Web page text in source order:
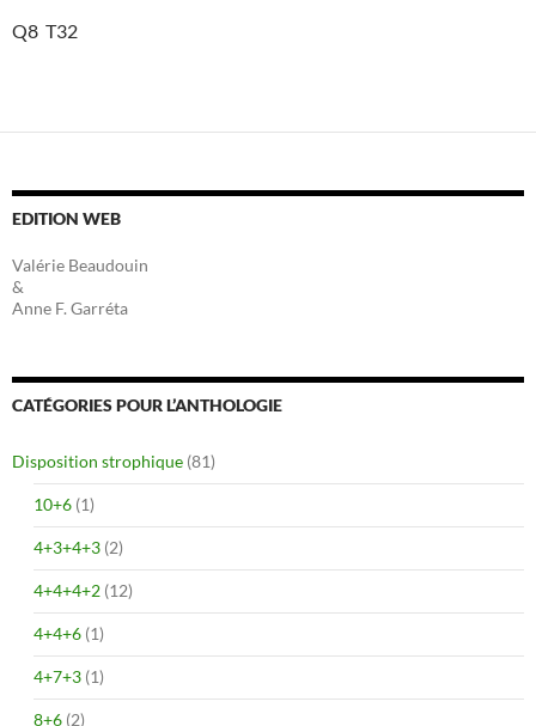
Q8 T32
EDITION WEB
Valérie Beaudouin
&
Anne F. Garréta
CATÉGORIES POUR L’ANTHOLOGIE
Disposition strophique (81)
10+6 (1)
4+3+4+3 (2)
4+4+4+2 (12)
4+4+6 (1)
4+7+3 (1)
8+6 (2)